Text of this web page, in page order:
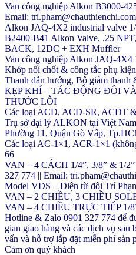
Van công nghiệp Alkon B3000-
Email: tri.pham@chauthienchi.com
Alkon JAQ-4X2 industrial valve
B2400-B41 Alkon Valve, .25
BACK, 12DC + EXH Muffler
Van công nghiệp Alkon JAQ-4X4
Khớp nối chốt & công tắc phụ
Thanh dẫn hướng, Bộ giảm thanh
KẸP KHÍ – TÁC ĐỘNG ĐÔI
THƯỚC LỖI
Các loại ACD, ACD-SR, ACDT
Trụ sở đại lý ALKON tại Việt
Phường 11, Quận Gò Vấp,
Các loại AC-1×1, ACR-1×1
66
VAN – 4 CÁCH 1/4”, 3/8” & 1/
327 774 || Email:
Model VDS – Điện từ đôi Trí
VAN – 2 CHIỀU, 3 CHIỀU
VAN – 4 CHIỀU TRỰC TIẾP 1/
Hotline & Zalo 0901 327 774 để
gian giao hàng và các dịch vụ
vấn và hỗ trợ lắp đặt miễn phí
Cảm ơn quý khách